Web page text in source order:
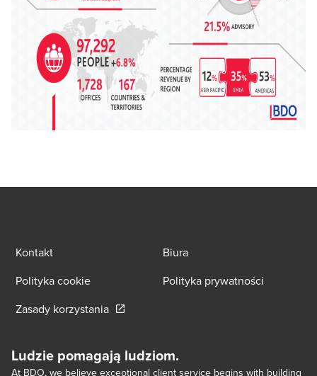
Kontakt
Biura
Polityka cookie
Polityka prywatności
Zasady korzystaniaOpens in a new window/tab
Ludzie pomagają ludziom.
At BDO, we believe exceptional client service begins with building